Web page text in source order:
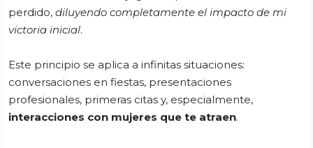
perdido, diluyendo completamente el impacto de mi
victoria inicial.
Este principio se aplica a infinitas situaciones:
conversaciones en fiestas, presentaciones
profesionales, primeras citas y, especialmente,
interacciones con mujeres que te atraen.